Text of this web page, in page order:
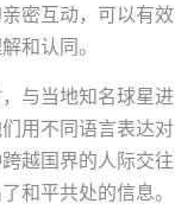
密互动，可以有效
和认同。
与当地知名球星进
用不同语言表达对
越国界的人际交往
和平共处的信息。